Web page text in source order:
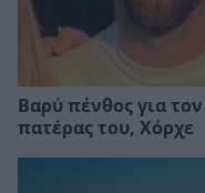
Βαρύ πένθος για
πατέρας του, Χόρχε